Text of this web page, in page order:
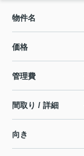
物件名
価格
管理費
間取り / 詳細
向き